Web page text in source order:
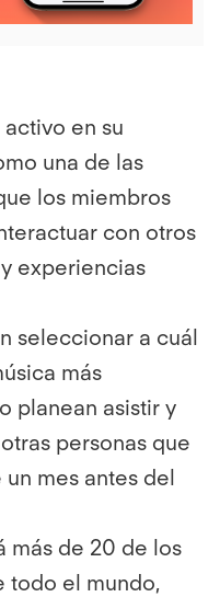
en su
una de las
los miembros
con otros
experiencias
seleccionar a cuál
más
planean asistir y
personas que
mes antes del
más de 20 de los
todo el mundo,